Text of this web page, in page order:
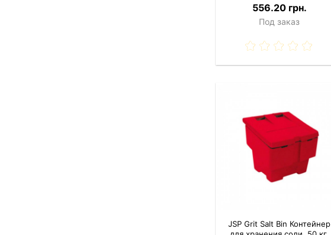
556.20 грн.
Под заказ
JSP Grit Salt Bin Контейнер